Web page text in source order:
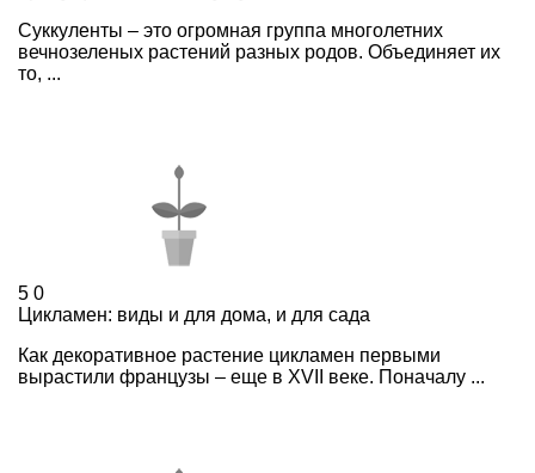
Суккуленты – это огромная группа многолетних
вечнозеленых растений разных родов. Объединяет их
то, ...
5 0
Цикламен: виды и для дома, и для сада
Как декоративное растение цикламен первыми
вырастили французы – еще в ХVII веке. Поначалу ...